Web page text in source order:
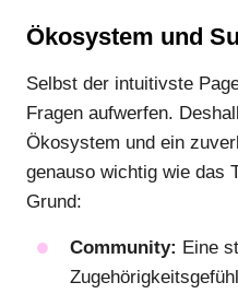
Ökosystem und
Selbst der intuitivste
Fragen aufwerfen.
Ökosystem und ein
genauso wichtig wie das
Grund:
Community: Eine